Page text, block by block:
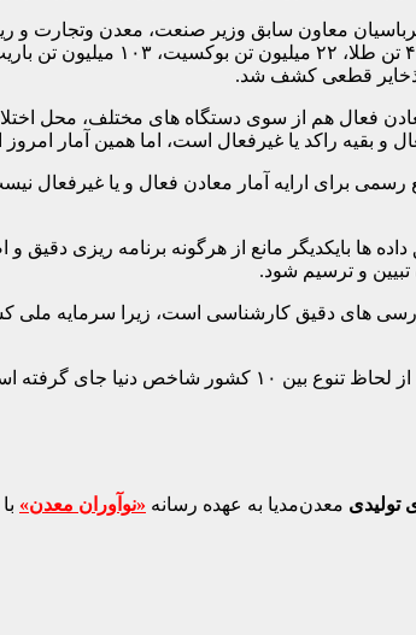
داده ها بایکدیگر مانع از هرگونه برنامه ریزی
و ترسیم شود.
های دقیق کارشناسی است، زیرا سرمایه ملی
تولیدی معدن‌مدیا به عهده رسانه «نوآوران معدن» با